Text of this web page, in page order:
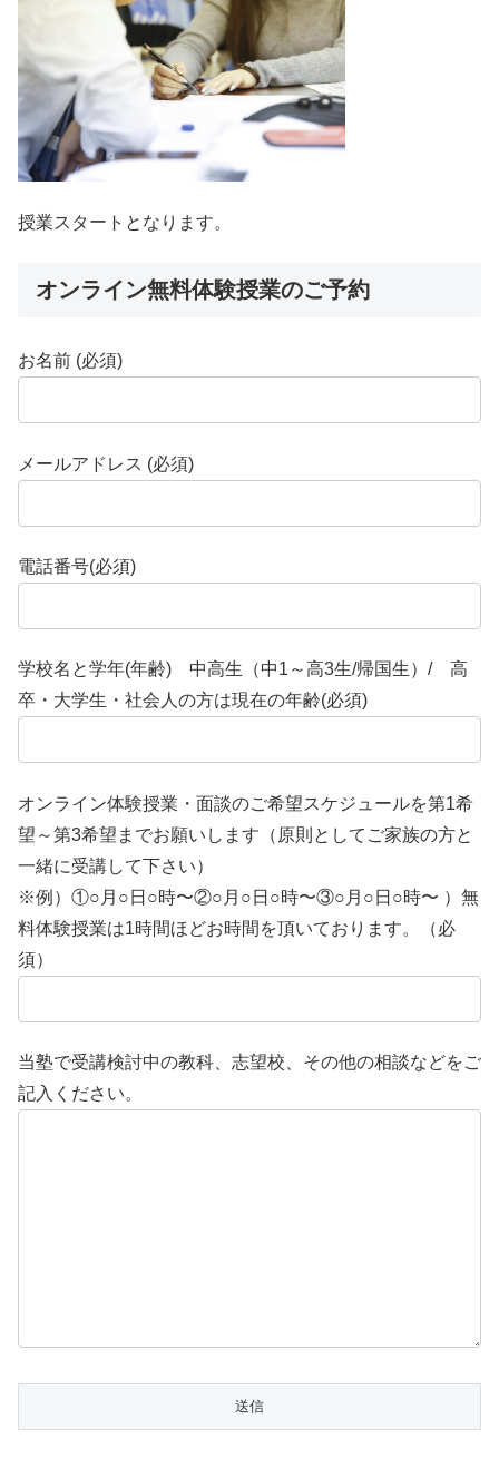
授業スタートとなります。
オンライン無料体験授業のご予約
お名前 (必須)
メールアドレス (必須)
電話番号(必須)
学校名と学年(年齢) 中高生（中1～高3生/帰国生）/ 高
卒・大学生・社会人の方は現在の年齢(必須)
オンライン体験授業・面談のご希望スケジュールを第1希
望～第3希望までお願いします（原則としてご家族の方と
一緒に受講して下さい）
※例）①○月○日○時〜②○月○日○時〜③○月○日○時〜 ）無
料体験授業は1時間ほどお時間を頂いております。（必
須）
当塾で受講検討中の教科、志望校、その他の相談などをご
記入ください。